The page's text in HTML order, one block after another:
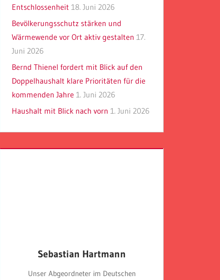
Entschlossenheit 18. Juni 2026
Bevölkerungsschutz stärken und
Wärmewende vor Ort aktiv gestalten 17.
Juni 2026
Bernd Thienel fordert mit Blick auf den
Doppelhaushalt klare Prioritäten für die
kommenden Jahre 1. Juni 2026
Haushalt mit Blick nach vorn 1. Juni 2026
Sebastian Hartmann
Unser Abgeordneter im Deutschen